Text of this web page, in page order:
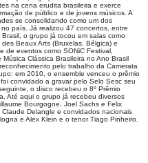
na cena erudita brasileira e exerce
de público e de jovens músicos. A
se consolidando como um dos
país. Já realizou 47 concertos, entre
o grupo já tocou em salas como
Beaux Arts (Bruxelas, Bélgica) e
de eventos como SONiC Festival,
Clássica Brasileira no Ano Brasil
pelo trabalho da Camerata
em 2010, o ensemble venceu o prêmio
convidado a gravar pelo Selo Sesc seu
o disco recebeu o 8º Prêmio
Até aqui o grupo já recebeu diversos
Bourgogne, Joel Sachs e Felix
Delangle e convidados nacionais
e Alex Klein e o tenor Tiago Pinheiro.